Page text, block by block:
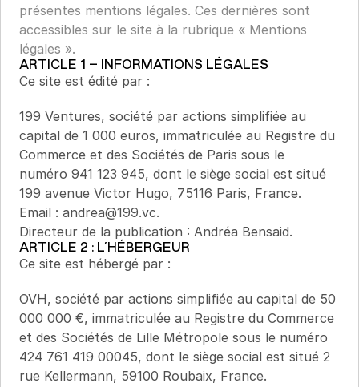
présentes mentions légales. Ces dernières sont
accessibles sur le site à la rubrique « Mentions
légales ».
ARTICLE 1 – INFORMATIONS LÉGALES
Ce site est édité par :
199 Ventures, société par actions simplifiée au
capital de 1 000 euros, immatriculée au Registre du
Commerce et des Sociétés de Paris sous le
numéro 941 123 945, dont le siège social est situé
199 avenue Victor Hugo, 75116 Paris, France.
Email : andrea@199.vc.
Directeur de la publication : Andréa Bensaid.
ARTICLE 2 : L’HÉBERGEUR
Ce site est hébergé par :
OVH, société par actions simplifiée au capital de 50
000 000 €, immatriculée au Registre du Commerce
et des Sociétés de Lille Métropole sous le numéro
424 761 419 00045, dont le siège social est situé 2
rue Kellermann, 59100 Roubaix, France.